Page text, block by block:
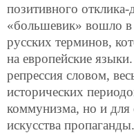
позитивного
«большевик» вошло
русских терминов,
на европейские
репрессия словом,
исторических
коммунизма, но и для
искусства пропаганды.